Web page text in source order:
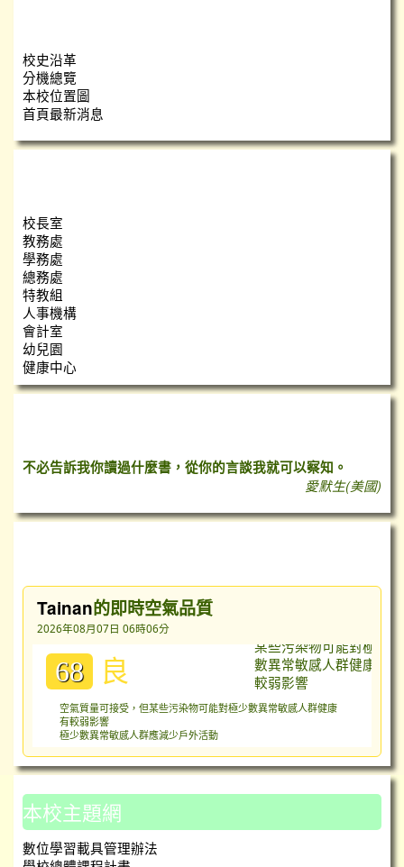
校史沿革
分機總覽
本校位置圖
首頁最新消息
校長室
教務處
學務處
總務處
特教組
人事機構
會計室
幼兒園
健康中心
不必告訴我你讀過什麼書，從你的言談我就可以察知。
愛默生(美國)
Tainan的即時空氣品質
2026年08月07日 06時06分
68 良
空氣質量可接受，但某些污染物可能對極少數異常敏感人群健康
有較弱影響
極少數異常敏感人群應減少戶外活動
本校主題網
數位學習載具管理辦法